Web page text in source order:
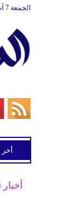
الجمعة 7 آب / أغسطس 2026
أخر
أخبار